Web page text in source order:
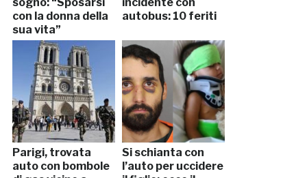
con la donna della
sua vita”
autobus: 10 feriti
Parigi, trovata
auto con bombole
Si schianta con
l’auto per uccidere